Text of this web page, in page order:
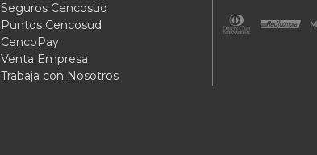
Seguros Cencosud
Puntos Cencosud
CencoPay
Venta Empresa
Trabaja con Nosotros